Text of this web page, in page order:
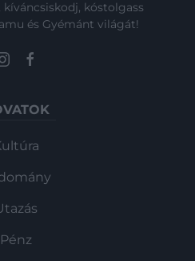
kíváncsiskodj, kóstolgass
és Gyémánt világát!
Pénz